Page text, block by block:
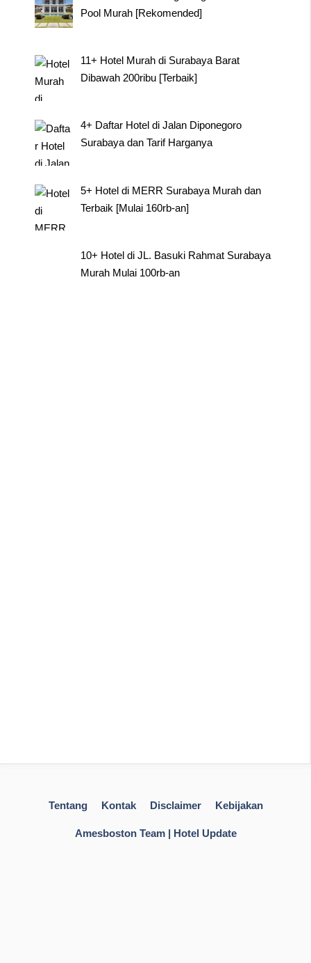
Pool Murah [Rekomended]
11+ Hotel Murah di Surabaya Barat
Dibawah 200ribu [Terbaik]
4+ Daftar Hotel di Jalan Diponegoro
Surabaya dan Tarif Harganya
5+ Hotel di MERR Surabaya Murah dan
Terbaik [Mulai 160rb-an]
10+ Hotel di JL. Basuki Rahmat Surabaya
Murah Mulai 100rb-an
Tentang Kontak Disclaimer Kebijakan
Amesboston Team | Hotel Update